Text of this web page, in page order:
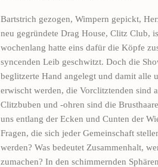
Bartstrich gezogen, Wimpern gepickt,
neu gegründete Drag House, Clitz Club,
wochenlang hatte eins dafür die Köpfe
syncenden Leib geschwitzt. Doch die
beglitzerte Hand angelegt und damit alle
erwischt werden, die Vorclitztenden sind
Clitzbuben und -ohren sind die
uns entlang der Ecken und Cunten der
Fragen, die sich jeder Gemeinschaft
werden? Was bedeutet Zusammenhalt,
zumachen? In den schimmernden